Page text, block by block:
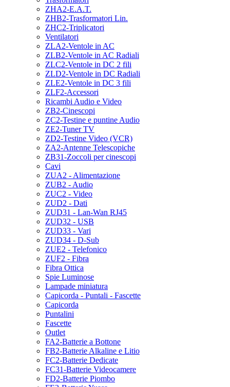
ZHA2-E.A.T.
ZHB2-Trasformatori Lin.
ZHC2-Triplicatori
Ventilatori
ZLA2-Ventole in AC
ZLB2-Ventole in AC Radiali
ZLC2-Ventole in DC 2 fili
ZLD2-Ventole in DC Radiali
ZLE2-Ventole in DC 3 fili
ZLF2-Accessori
Ricambi Audio e Video
ZB2-Cinescopi
ZC2-Testine e puntine Audio
ZE2-Tuner TV
ZD2-Testine Video (VCR)
ZA2-Antenne Telescopiche
ZB31-Zoccoli per cinescopi
Cavi
ZUA2 - Alimentazione
ZUB2 - Audio
ZUC2 - Video
ZUD2 - Dati
ZUD31 - Lan-Wan RJ45
ZUD32 - USB
ZUD33 - Vari
ZUD34 - D-Sub
ZUE2 - Telefonico
ZUF2 - Fibra
Fibra Ottica
Spie Luminose
Lampade miniatura
Capicorda - Puntali - Fascette
Capicorda
Puntalini
Fascette
Outlet
FA2-Batterie a Bottone
FB2-Batterie Alkaline e Litio
FC2-Batterie Dedicate
FC31-Batterie Videocamere
FD2-Batterie Piombo